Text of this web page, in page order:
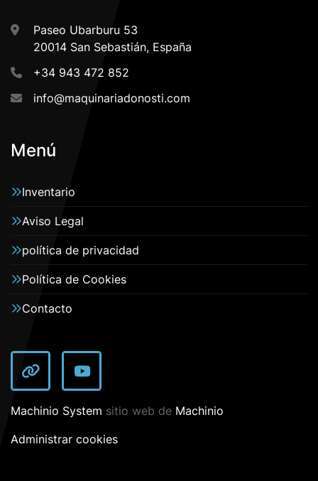
Paseo Ubarburu 53
20014 San Sebastián, España
+34 943 472 852
info@maquinariadonosti.com
Menú
Inventario
Aviso Legal
política de privacidad
Política de Cookies
Contacto
other youtube
Machinio System sitio web de Machinio
Administrar cookies